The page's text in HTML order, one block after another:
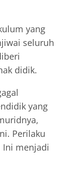
yang
seluruh
didik.
yang
Perilaku
Ini menjadi